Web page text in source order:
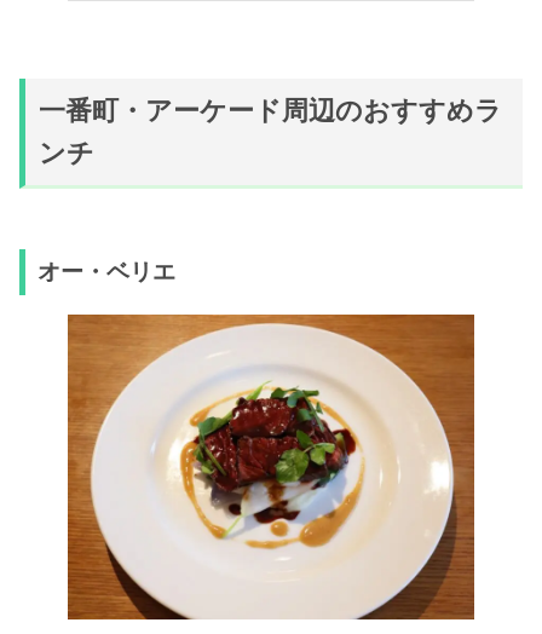
一番町・アーケード周辺のおすすめラ
ンチ
オー・ベリエ